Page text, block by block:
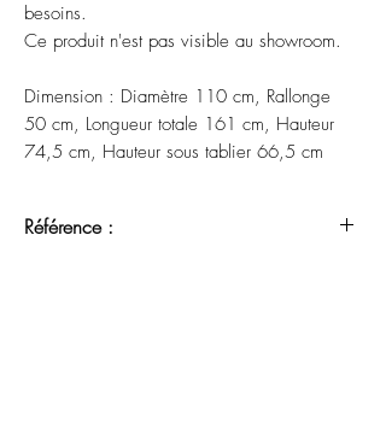
besoins.
Ce produit n'est pas visible au showroom.
Dimension : Diamètre 110 cm, Rallonge
50 cm, Longueur totale 161 cm, Hauteur
74,5 cm, Hauteur sous tablier 66,5 cm
Référence :